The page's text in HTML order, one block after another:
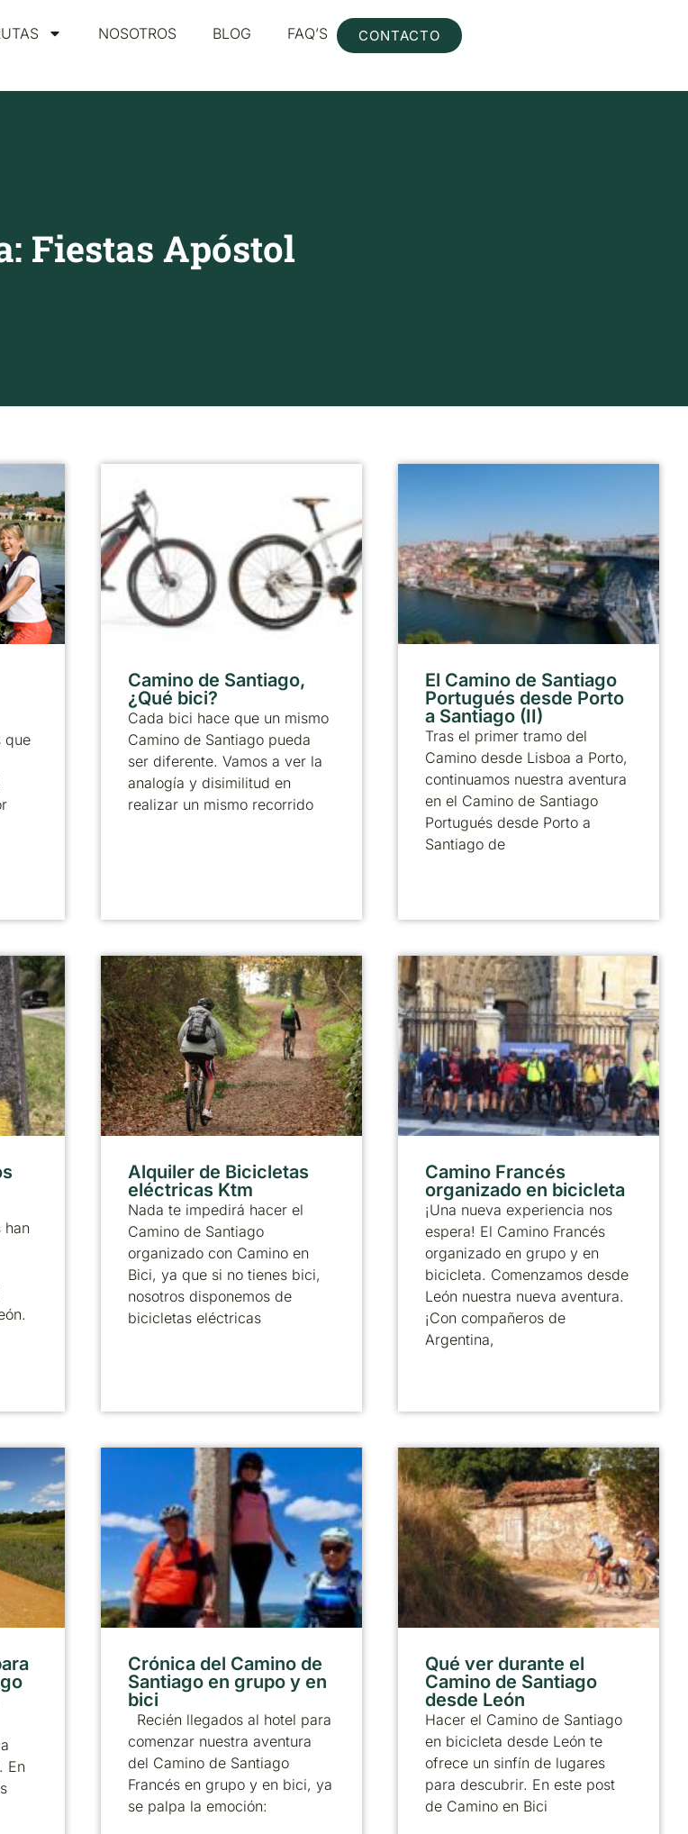
NOSOTROS BLOG FAQ’S CONTACTO
Fiestas Apóstol
que
Camino de Santiago,
¿Qué bici?
Cada bici hace que un mismo
Camino de Santiago pueda
ser diferente. Vamos a ver la
analogía y disimilitud en
realizar un mismo recorrido
El Camino de Santiago
Portugués desde Porto
a Santiago (II)
Tras el primer tramo del
Camino desde Lisboa a Porto,
continuamos nuestra aventura
en el Camino de Santiago
Portugués desde Porto a
Santiago de
han
Alquiler de Bicicletas
eléctricas Ktm
Nada te impedirá hacer el
Camino de Santiago
organizado con Camino en
Bici, ya que si no tienes bici,
nosotros disponemos de
bicicletas eléctricas
Camino Francés
organizado en bicicleta
¡Una nueva experiencia nos
espera! El Camino Francés
organizado en grupo y en
bicicleta. Comenzamos desde
León nuestra nueva aventura.
¡Con compañeros de
Argentina,
En
Crónica del Camino de
Santiago en grupo y en
bici
Recién llegados al hotel para
comenzar nuestra aventura
del Camino de Santiago
Francés en grupo y en bici, ya
se palpa la emoción:
Qué ver durante el
Camino de Santiago
desde León
Hacer el Camino de Santiago
en bicicleta desde León te
ofrece un sinfín de lugares
para descubrir. En este post
de Camino en Bici